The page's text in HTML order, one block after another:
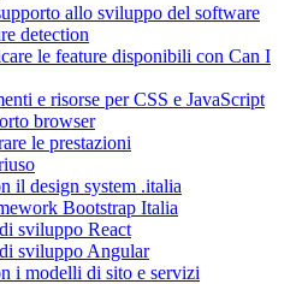
allo sviluppo del software
detection
le feature disponibili con Can I
e risorse per CSS e JavaScript
browser
le prestazioni
il design system .italia
Bootstrap Italia
sviluppo React
sviluppo Angular
i modelli di sito e servizi